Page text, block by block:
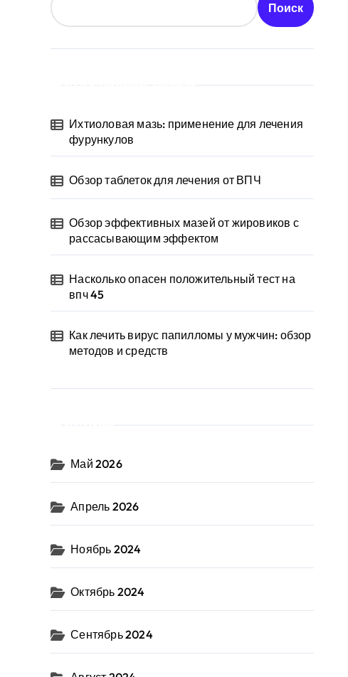
Поиск
Ихтиоловая мазь: применение для лечения
фурункулов
Обзор таблеток для лечения от ВПЧ
Обзор эффективных мазей от жировиков с
рассасывающим эффектом
Насколько опасен положительный тест на
впч 45
Как лечить вирус папилломы у мужчин: обзор
методов и средств
Май 2026
Апрель 2026
Ноябрь 2024
Октябрь 2024
Сентябрь 2024